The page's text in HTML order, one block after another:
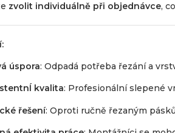
zvolit individuálně při objednávce,
úspora: Odpadá potřeba řezání a
kvalita: Profesionální slepené
řešení: Oproti ručně řezaným